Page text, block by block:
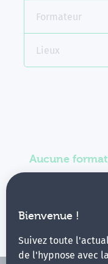
Bienvenue !
Suivez toute
de l'hypnose avec
Formateur
Lieux
Aucune
Vous pouvez